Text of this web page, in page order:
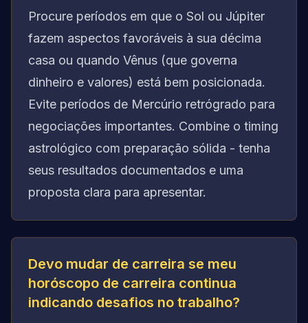
Procure períodos em que o Sol ou Júpiter
fazem aspectos favoráveis à sua décima
casa ou quando Vênus (que governa
dinheiro e valores) está bem posicionada.
Evite períodos de Mercúrio retrógrado para
negociações importantes. Combine o timing
astrológico com preparação sólida - tenha
seus resultados documentados e uma
proposta clara para apresentar.
Devo mudar de carreira se meu
horóscopo de carreira continua
indicando desafios no trabalho?